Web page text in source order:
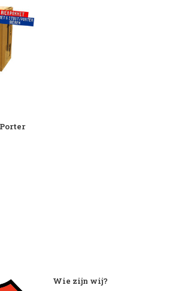
Wie zijn wij?